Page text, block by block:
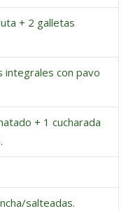
+ 2 galletas
con pavo
+ 1 cucharada
salteadas.